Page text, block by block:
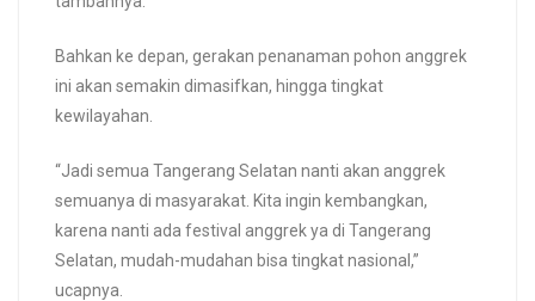
Bahkan ke depan, gerakan penanaman pohon anggrek
ini akan semakin dimasifkan, hingga tingkat
kewilayahan.
“Jadi semua Tangerang Selatan nanti akan anggrek
semuanya di masyarakat. Kita ingin kembangkan,
karena nanti ada festival anggrek ya di Tangerang
Selatan, mudah-mudahan bisa tingkat nasional,”
ucapnya.